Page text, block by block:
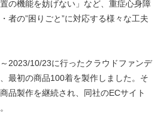
の機能を妨げない」など、重症心身障
者の”困りごと”に対応する様々な工夫
2023/10/23に行ったクラウドファンデ
最初の商品100着を製作しました。そ
品製作を継続され、同社のECサイト